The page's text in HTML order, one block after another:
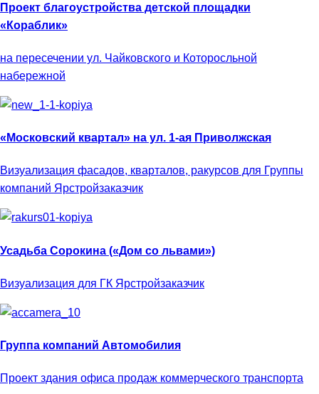
Проект благоустройства детской площадки
«Кораблик»
на пересечении ул. Чайковского и Которосльной
набережной
«Московский квартал» на ул. 1-ая Приволжская
Визуализация фасадов, кварталов, ракурсов для Группы
компаний Ярстройзаказчик
Усадьба Сорокина («Дом со львами»)
Визуализация для ГК Ярстройзаказчик
Группа компаний Автомобилия
Проект здания офиса продаж коммерческого транспорта